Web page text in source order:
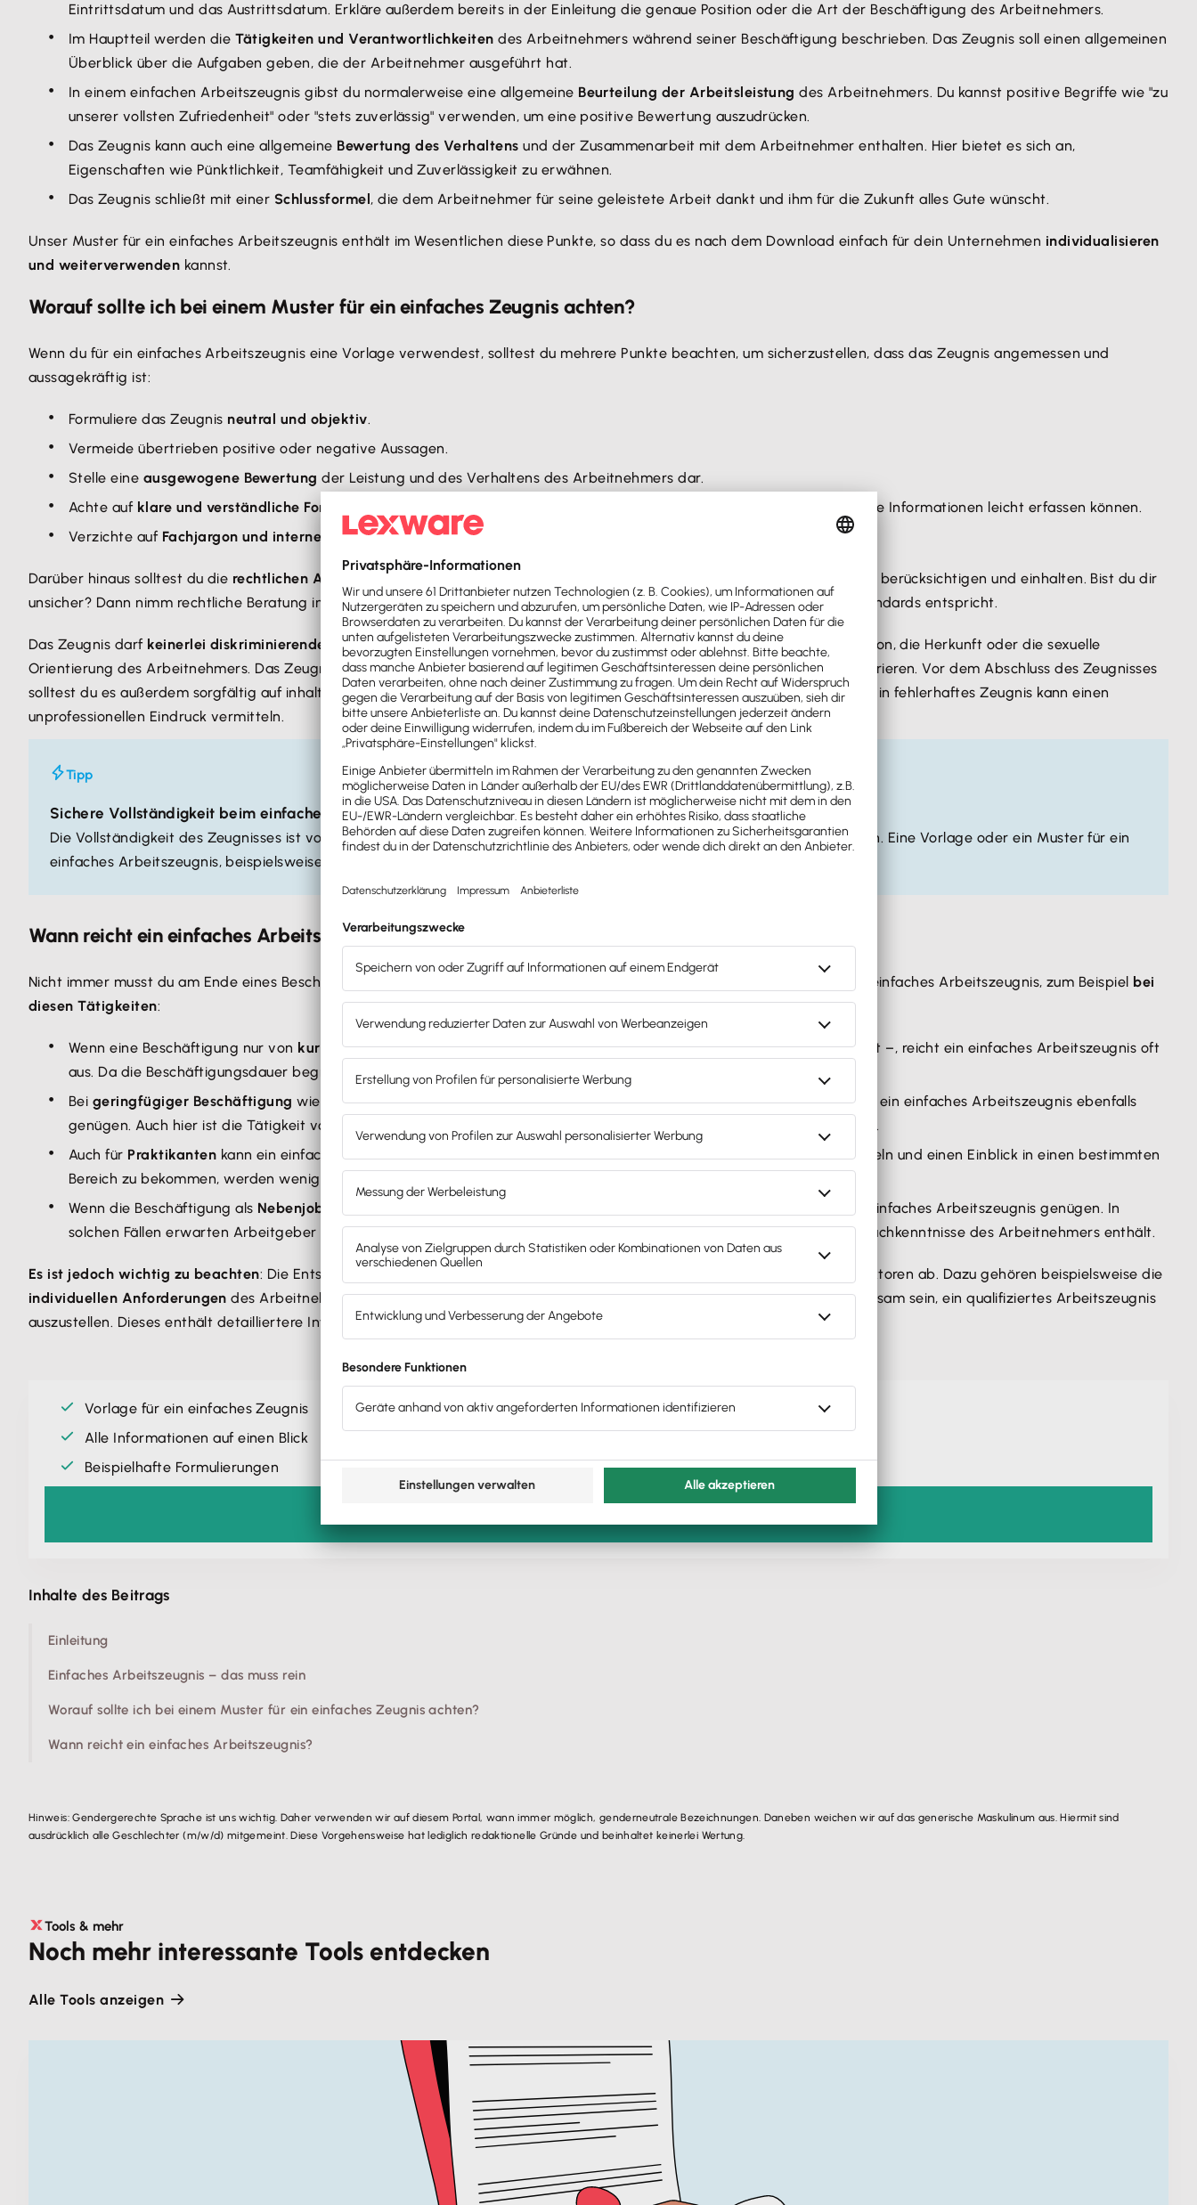
Eintrittsdatum und das Austrittsdatum. Erkläre außerdem bereits in der Einleitung die genaue Position oder die Art der Beschäftigung des Arbeitnehmers.
Im Hauptteil werden die Tätigkeiten und Verantwortlichkeiten des Arbeitnehmers während seiner Beschäftigung beschrieben. Das Zeugnis soll einen allgemeinen
Überblick über die Aufgaben geben, die der Arbeitnehmer ausgeführt hat.
In einem einfachen Arbeitszeugnis gibst du normalerweise eine allgemeine Beurteilung der Arbeitsleistung des Arbeitnehmers. Du kannst positive Begriffe wie "zu
unserer vollsten Zufriedenheit" oder "stets zuverlässig" verwenden, um eine positive Bewertung auszudrücken.
Das Zeugnis kann auch eine allgemeine Bewertung des Verhaltens und der Zusammenarbeit mit dem Arbeitnehmer enthalten. Hier bietet es sich an,
Eigenschaften wie Pünktlichkeit, Teamfähigkeit und Zuverlässigkeit zu erwähnen.
Das Zeugnis schließt mit einer Schlussformel, die dem Arbeitnehmer für seine geleistete Arbeit dankt und ihm für die Zukunft alles Gute wünscht.
Unser Muster für ein einfaches Arbeitszeugnis enthält im Wesentlichen diese Punkte, so dass du es nach dem Download einfach für dein Unternehmen individualisieren
und weiterverwenden kannst.
Worauf sollte ich bei einem Muster für ein einfaches Zeugnis achten?
Wenn du für ein einfaches Arbeitszeugnis eine Vorlage verwendest, solltest du mehrere Punkte beachten, um sicherzustellen, dass das Zeugnis angemessen und
aussagekräftig ist:
Formuliere das Zeugnis neutral und objektiv.
Vermeide übertrieben positive oder negative Aussagen.
Stelle eine ausgewogene Bewertung der Leistung und des Verhaltens des Arbeitnehmers dar.
Achte auf klare und verständliche Formulierungen
, damit potenzielle Leser – insbesondere zukünftige Arbeitgeber – die Informationen leicht erfassen können.
Verzichte auf Fachjargon und interne Abkürzungen, da diese für Externe unter Umständen nicht verständlich sind.
Darüber hinaus solltest du die rechtlichen Anforderungen
deines Unternehmens berücksichtigen und einhalten. Bist du dir
unsicher? Dann nimm rechtliche Beratung in Anspruch. Damit stellst du sicher, dass das Arbeitszeugnis den erforderlichen Standards entspricht.
Das Zeugnis darf keinerlei diskriminierende Aussagenenthalten. Dazu zählen jegliche Hinweise auf das Geschlecht, die Religion, die Herkunft oder die sexuelle
Orientierung des Arbeitnehmers. Das Zeugnis sollte sich ausschließlich aufobjektive und leistungsbezogeneAspekte konzentrieren. Vor dem Abschluss des Zeugnisses
solltest du es außerdem sorgfältig auf inhaltliche Unstimmigkeiten sowie auf Rechtschreib- und Grammatikfehler überprüfen. Ein fehlerhaftes Zeugnis kann einen
unprofessionellen Eindruck vermitteln.
Tipp
Sichere Vollständigkeit beim einfachen Arbeitszeugnis
Die Vollständigkeit des Zeugnisses ist von großer Bedeutung. Das Dokument solltealle relevanten Informationenenthalten. Eine Vorlage oder ein Muster für ein
einfaches Arbeitszeugnis, beispielsweise als PDF oder Word-Datei, kann deshalb beim Erstellen sehr hilfreich sein.
Wann reicht ein einfaches Arbeitszeugnis?
Nicht immer musst du am Ende eines Beschäftigungsverhältnisses ein qualifiziertes Arbeitszeugnis ausstellen. Oft genügt ein einfaches Arbeitszeugnis, zum Beispiel bei
diesen Tätigkeiten:
Wenn eine Beschäftigung nur von kurzer Dauerwar – beispielsweise ein Ferienjob oder eine kurzfristige Aushilfstätigkeit –, reicht ein einfaches Arbeitszeugnis oft
aus. Da die Beschäftigungsdauer begrenzt war, sind umfangreiche Informationen nicht erforderlich.
Bei geringfügiger Beschäftigung wie einem Minijob oder einer Teilzeitstelle mit geringem Verantwortungsbereich kann ein einfaches Arbeitszeugnis ebenfalls
genügen. Auch hier ist die Tätigkeit von vornerein begrenzt, so dass weniger detaillierte Informationen erforderlich sind.
Auch für Praktikanten kann ein einfaches Arbeitszeugnis ausreichen. Da Praktika oft dazu dienen, Erfahrungen zu sammeln und einen Einblick in einen bestimmten
Bereich zu bekommen, werden weniger umfangreiche Bewertungen erwartet.
Wenn die Beschäftigung als Nebenjob
ausgeübt wurde und nicht den Hauptberuf des Arbeitnehmers betrifft, kann ein einfaches Arbeitszeugnis genügen. In
solchen Fällen erwarten Arbeitgeber nicht, dass das Zeugnis tiefgehende Details über die berufliche Entwicklung und Fachkenntnisse des Arbeitnehmers enthält.
Es ist jedoch wichtig zu beachten: Die Entscheidung, ob ein einfaches Arbeitszeugnis ausreicht, hängt von verschiedenen Faktoren ab. Dazu gehören beispielsweise die
individuellen Anforderungen des Arbeitnehmers und dieBedeutung der Beschäftigung. In einigen Fällen kann es deshalb ratsam sein, ein qualifiziertes Arbeitszeugnis
auszustellen. Dieses enthält detailliertere Informationen über die Leistung und das Verhalten während der Beschäftigung.
Vorlage für ein einfaches Zeugnis
Alle Informationen auf einen Blick
Beispielhafte Formulierungen
Inhalte des Beitrags
Einleitung
Einfaches Arbeitszeugnis – das muss rein
Worauf sollte ich bei einem Muster für ein einfaches Zeugnis achten?
Wann reicht ein einfaches Arbeitszeugnis?
Hinweis: Gendergerechte Sprache ist uns wichtig. Daher verwenden wir auf diesem Portal, wann immer möglich, genderneutrale Bezeichnungen. Daneben weichen wir auf das generische Maskulinum aus. Hiermit sind
ausdrücklich alle Geschlechter (m/w/d) mitgemeint. Diese Vorgehensweise hat lediglich redaktionelle Gründe und beinhaltet keinerlei Wertung.
Tools & mehr
Noch mehr interessante Tools entdecken
Alle Tools anzeigen